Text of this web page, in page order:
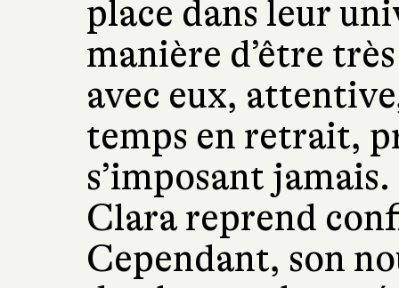
place dans leur
manière d’être
avec eux,
temps en retrait,
s’imposant
Clara reprend
Cependant, son